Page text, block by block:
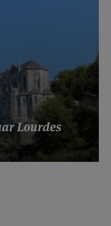
Lourdes